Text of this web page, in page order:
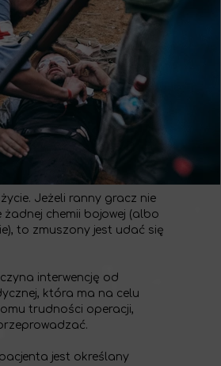
Jeżeli ranny gracz nie
chemii bojowej (albo
to zmuszony jest udać się
interwencję od
która ma na celu
trudności operacji,
jest określany